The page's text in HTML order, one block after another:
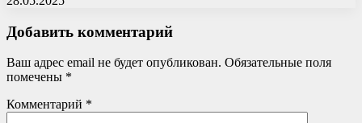
Добавить комментарий
Ваш адрес email не будет опубликован. Обязательные поля
помечены *
Комментарий *